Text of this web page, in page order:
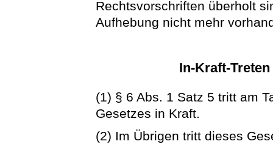
Rechtsvorschriften überholt
Aufhebung nicht mehr
In-Kraft-
(1) § 6 Abs. 1 Satz 5 tritt am
Gesetzes in Kraft.
(2) Im Übrigen tritt dieses